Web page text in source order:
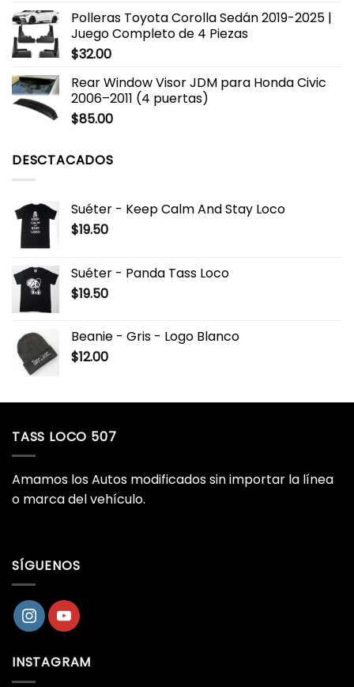
Polleras Toyota Corolla Sedán 2019-2025 |
Juego Completo de 4 Piezas
$32.00
Rear Window Visor JDM para Honda Civic
2006–2011 (4 puertas)
$85.00
DESCTACADOS
Suéter - Keep Calm And Stay Loco
$19.50
Suéter - Panda Tass Loco
$19.50
Beanie - Gris - Logo Blanco
$12.00
TASS LOCO 507
Amamos los Autos modificados sin importar la línea
o marca del vehículo.
SÍGUENOS
INSTAGRAM